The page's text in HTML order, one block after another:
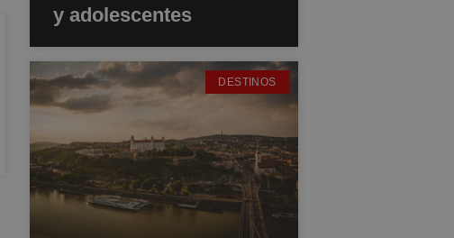
y adolescentes
DESTINOS